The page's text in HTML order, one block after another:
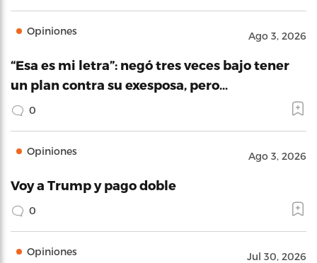
Opiniones Ago 3, 2026
“Esa es mi letra”: negó tres veces bajo tener
un plan contra su exesposa, pero…
0
Opiniones Ago 3, 2026
Voy a Trump y pago doble
0
Opiniones Jul 30, 2026